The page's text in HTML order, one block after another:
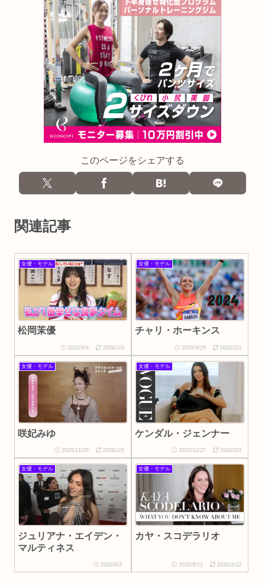
このページをシェアする
関連記事
女優・モデル
松岡茉優
2025/9/4 2026/2/3
女優・モデル
チャリ・ホーキンス
2025/9/29 2026/2/3
女優・モデル
咲妃みゆ
2025/11/29 2026/2/3
女優・モデル
ケンダル・ジェンナー
2025/12/27 2026/2/3
女優・モデル
ジュリアナ・エイデン・
マルティネス
2026/6/2
女優・モデル
カヤ・スコデラリオ
2025/9/11 2026/2/12